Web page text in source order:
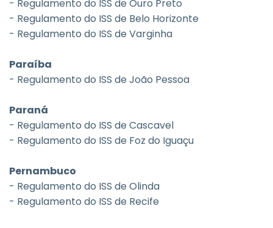
- Regulamento do ISS de Ouro Preto
- Regulamento do ISS de Belo Horizonte
- Regulamento do ISS de Varginha
Paraíba
- Regulamento do ISS de João Pessoa
Paraná
- Regulamento do ISS de Cascavel
- Regulamento do ISS de Foz do Iguaçu
Pernambuco
- Regulamento do ISS de Olinda
- Regulamento do ISS de Recife